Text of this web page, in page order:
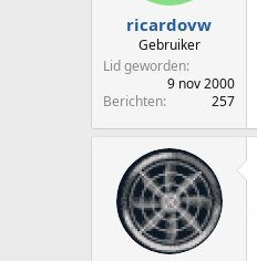
ricardovw
Gebruiker
Lid geworden
9 nov 2000
Berichten
257